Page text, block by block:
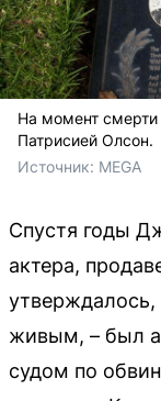
На момент
Патрисией Олсон.
Источник: MEGA
Спустя годы
актера,
утверждалось,
живым, – был
судом по